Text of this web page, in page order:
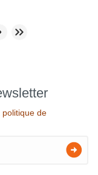
politique de